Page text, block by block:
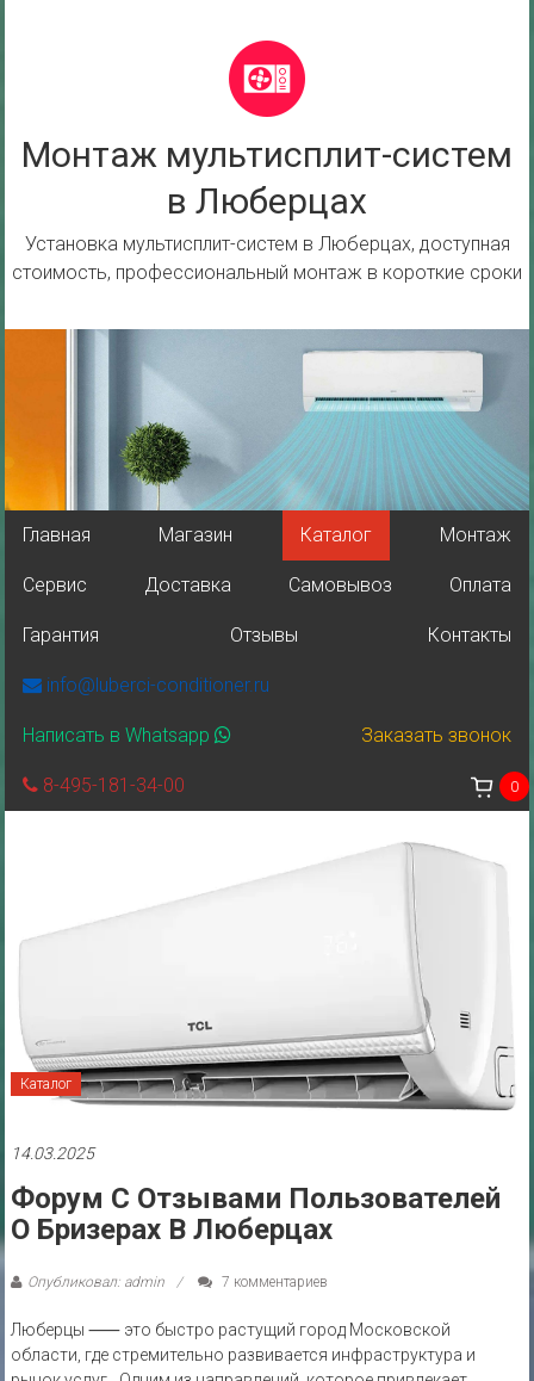
Монтаж мультисплит-систем
в Люберцах
Установка мультисплит-систем в Люберцах, доступная
стоимость, профессиональный монтаж в короткие сроки
Главная Магазин Каталог Монтаж
Сервис Доставка Самовывоз Оплата
Гарантия Отзывы Контакты
info@luberci-conditioner.ru
Написать в Whatsapp Заказать звонок
8-495-181-34-00 0
Каталог
14.03.2025
Форум С Отзывами Пользователей
О Бризерах В Люберцах
Опубликовал: admin 7 комментариев
Люберцы ⸺ это быстро растущий город Московской
области‚ где стремительно развивается инфраструктура и